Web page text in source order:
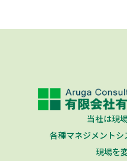
当社は現
各種マネジメントシ
現場を